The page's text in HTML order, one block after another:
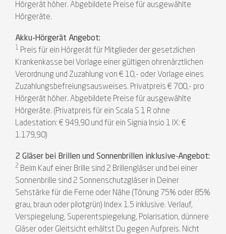
Hörgerät höher. Abgebildete Preise für ausgewählte
Hörgeräte.
Akku-Hörgerät Angebot:
1 Preis für ein Hörgerät für Mitglieder der gesetzlichen
Krankenkasse bei Vorlage einer gültigen ohrenärztlichen
Verordnung und Zuzahlung von € 10,- oder Vorlage eines
Zuzahlungsbefreiungsausweises. Privatpreis € 700,- pro
Hörgerät höher. Abgebildete Preise für ausgewählte
Hörgeräte. (Privatpreis für ein Scala S 1 R ohne
Ladestation: € 949,90 und für ein Signia Insio 1 IX: €
1.179,90)
2 Gläser bei Brillen und Sonnenbrillen inklusive-Angebot:
2 Beim Kauf einer Brille sind 2 Brillengläser und bei einer
Sonnenbrille sind 2 Sonnenschutzgläser in Deiner
Sehstärke für die Ferne oder Nähe (Tönung 75% oder 85%
grau, braun oder pilotgrün) Index 1.5 inklusive. Verlauf,
Verspiegelung, Superentspiegelung, Polarisation, dünnere
Gläser oder Gleitsicht erhältst Du gegen Aufpreis. Nicht